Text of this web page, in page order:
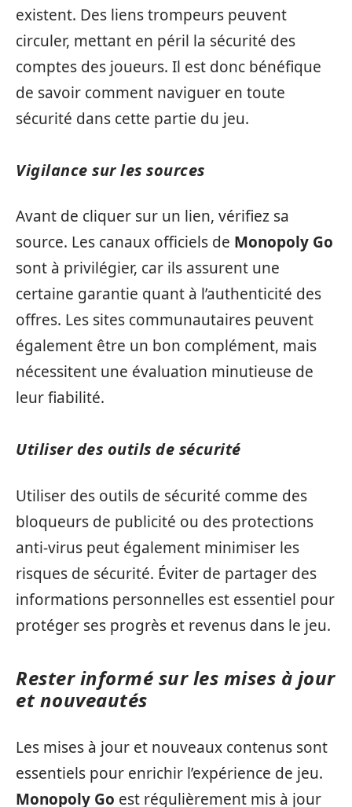
existent. Des liens trompeurs peuvent
circuler, mettant en péril la sécurité des
comptes des joueurs. Il est donc bénéfique
de savoir comment naviguer en toute
sécurité dans cette partie du jeu.
Vigilance sur les sources
Avant de cliquer sur un lien, vérifiez sa
source. Les canaux officiels de Monopoly Go
sont à privilégier, car ils assurent une
certaine garantie quant à l’authenticité des
offres. Les sites communautaires peuvent
également être un bon complément, mais
nécessitent une évaluation minutieuse de
leur fiabilité.
Utiliser des outils de sécurité
Utiliser des outils de sécurité comme des
bloqueurs de publicité ou des protections
anti-virus peut également minimiser les
risques de sécurité. Éviter de partager des
informations personnelles est essentiel pour
protéger ses progrès et revenus dans le jeu.
Rester informé sur les mises à jour
et nouveautés
Les mises à jour et nouveaux contenus sont
essentiels pour enrichir l’expérience de jeu.
Monopoly Go est régulièrement mis à jour